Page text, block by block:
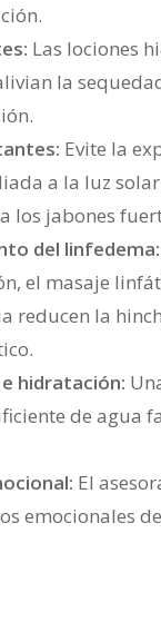
Las lociones
la
Evite la
a la luz
los jabones
del linfedema:
el masaje
reducen la
hidratación:
de agua
El
emocionales